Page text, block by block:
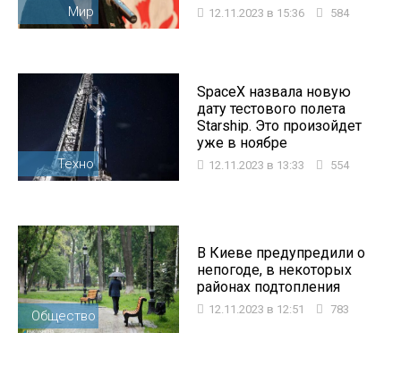
Мир 12.11.2023 в 15:36 584
Техно
SpaceX назвала новую
дату тестового полета
Starship. Это произойдет
уже в ноябре
12.11.2023 в 13:33 554
Общество
В Киеве предупредили о
непогоде, в некоторых
районах подтопления
12.11.2023 в 12:51 783